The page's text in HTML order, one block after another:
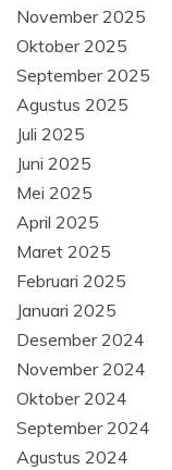
November 2025
Oktober 2025
September 2025
Agustus 2025
Juli 2025
Juni 2025
Mei 2025
April 2025
Maret 2025
Februari 2025
Januari 2025
Desember 2024
November 2024
Oktober 2024
September 2024
Agustus 2024